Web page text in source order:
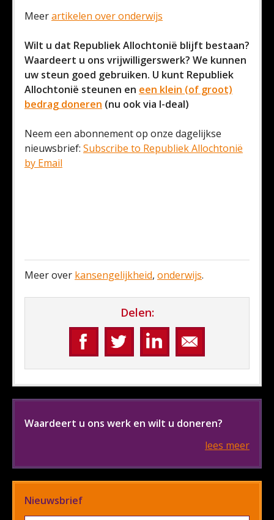
Meerartikelen over onderwijs
Wilt u dat Republiek Allochtonië blijft bestaan?
Waardeert u ons vrijwilligerswerk? We kunnen
uw steun goed gebruiken. U kunt Republiek
Allochtonië steunen en een klein (of groot)
bedrag doneren (nu ook via I-deal)
Neem een abonnement op onze dagelijkse
nieuwsbrief: Subscribe to Republiek Allochtonië
by Email
Meer over kansengelijkheid, onderwijs.
Delen:
Waardeert u ons werk en wilt u doneren?
lees meer
Nieuwsbrief